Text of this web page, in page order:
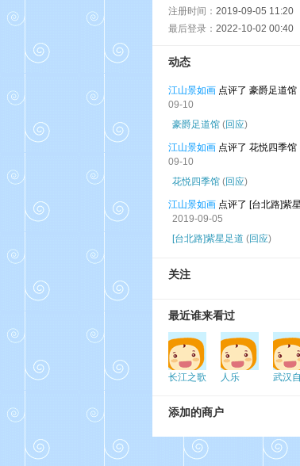
注册时间： 2019-09-05 11:20
最后登录： 2022-10-02 00:40
动态
江山景如画 点评了 豪爵足道馆
09-10
豪爵足道馆 (回应)
江山景如画 点评了 花悦四季馆
09-10
花悦四季馆 (回应)
江山景如画 点评了 [台北路]紫
2019-09-05
[台北路]紫星足道 (回应)
关注
最近谁来看过
长江之歌 人乐 武汉
添加的商户